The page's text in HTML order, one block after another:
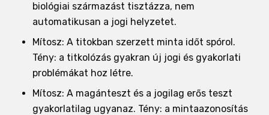
biológiai származást tisztázza, nem
automatikusan a jogi helyzetet.
Mítosz: A titokban szerzett minta időt spórol.
Tény: a titkolózás gyakran új jogi és gyakorlati
problémákat hoz létre.
Mítosz: A magánteszt és a jogilag erős teszt
gyakorlatilag ugyanaz. Tény: a mintaazonosítás